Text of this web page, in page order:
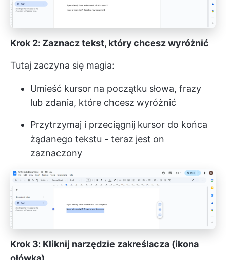
Krok 2: Zaznacz tekst, który chcesz wyróżnić
Tutaj zaczyna się magia:
Umieść kursor na początku słowa, frazy
lub zdania, które chcesz wyróżnić
Przytrzymaj i przeciągnij kursor do końca
żądanego tekstu - teraz jest on
zaznaczony
Krok 3: Kliknij narzędzie zakreślacza (ikona